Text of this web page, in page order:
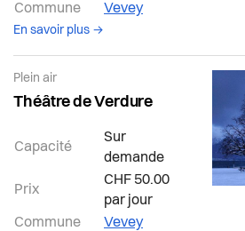
Commune
Vevey
En savoir plus →
Plein air
Théâtre de Verdure
Capacité
Sur
demande
Prix
CHF 50.00
par jour
Commune
Vevey